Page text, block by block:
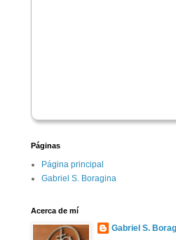
Páginas
Página principal
Gabriel S. Boragina
Acerca de mí
Gabriel S.